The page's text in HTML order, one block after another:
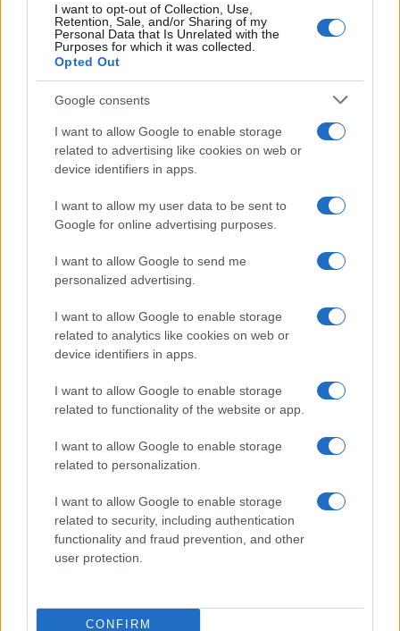
I want to opt-out of Collection, Use,
Retention, Sale, and/or Sharing of my
Personal Data that Is Unrelated with the
Purposes for which it was collected.
Opted Out
Google consents
I want to allow Google to enable storage
related to advertising like cookies on web or
device identifiers in apps.
I want to allow my user data to be sent to
Google for online advertising purposes.
I want to allow Google to send me
personalized advertising.
I want to allow Google to enable storage
related to analytics like cookies on web or
device identifiers in apps.
I want to allow Google to enable storage
related to functionality of the website or app.
I want to allow Google to enable storage
related to personalization.
I want to allow Google to enable storage
related to security, including authentication
functionality and fraud prevention, and other
user protection.
CONFIRM
Dizionario dei Sogni – J
Dizionario dei Sogni – L
Dizionario dei Sogni – M
Dizionario dei Sogni – N
Dizionario dei Sogni – O
Dizionario dei Sogni – P
Dizionario dei Sogni – R
Dizionario dei Sogni – T
Dizionario dei Sogni – U
Dizionario dei Sogni – V
Dizionario dei Sogni – Z
alla Z
Smorfia
Sogni Ricorrenti
SmorfiaNapoletana.org – Tutti i diritti riservati –